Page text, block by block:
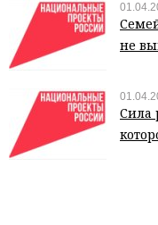
не
Сила